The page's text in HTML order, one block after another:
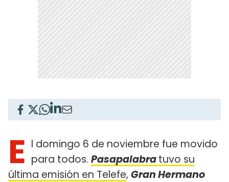
E l domingo 6 de noviembre fue movido
para todos. Pasapalabratuvo su
última emisión en Telefe, Gran Hermano